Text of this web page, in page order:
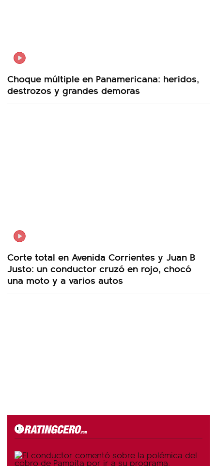
Choque múltiple en Panamericana: heridos,
destrozos y grandes demoras
Corte total en Avenida Corrientes y Juan B
Justo: un conductor cruzó en rojo, chocó
una moto y a varios autos